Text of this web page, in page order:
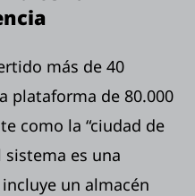
más de 40
plataforma de 80.000
como la “ciudad de
sistema es una
un almacén